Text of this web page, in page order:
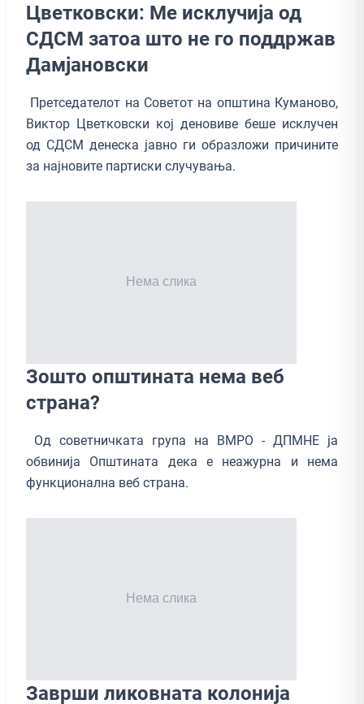
Цветковски: Ме исклучија од
СДСМ затоа што не го поддржав
Дамјановски
Претседателот на Советот на општина Куманово,
Виктор Цветковски кој деновиве беше исклучен
од СДСМ денеска јавно ги образложи причините
за најновите партиски случувања.
Зошто општината нема веб
страна?
Од советничката група на ВМРО - ДПМНЕ ја
обвинија Општината дека е неажурна и нема
функционална веб страна.
Заврши ликовната колонија